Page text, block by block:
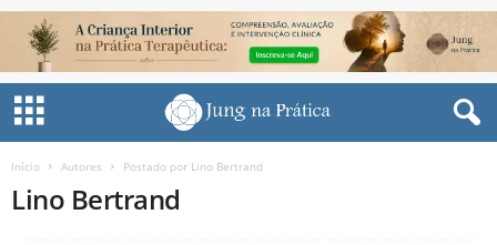
Início Autores Postado por Lino Bertrand
Lino Bertrand